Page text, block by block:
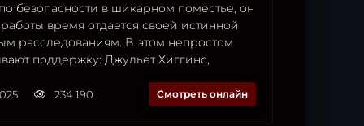
безопасности в шикарном поместье, он
время отдается своей истинной
расследованиям. В этом непростом
поддержку: Джульет Хиггинс,
234 190 Смотреть онлайн